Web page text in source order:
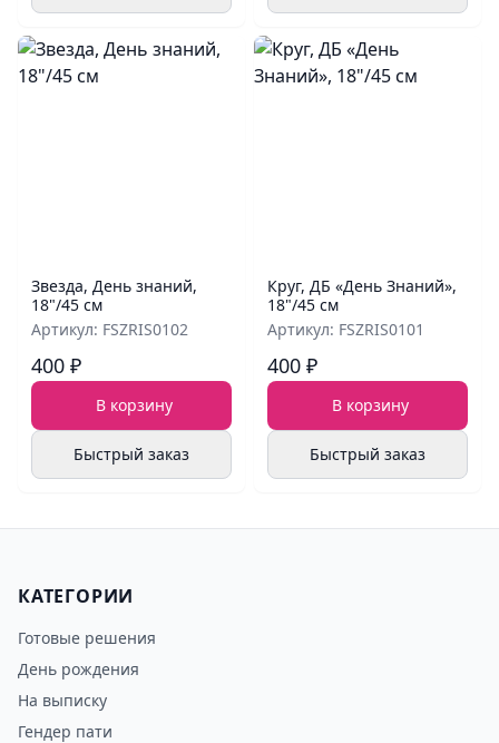
Звезда, День знаний,
18"/45 см
Артикул: FSZRIS0102
400 ₽
В корзину
Быстрый заказ
Круг, ДБ «День Знаний»,
18"/45 см
Артикул: FSZRIS0101
400 ₽
В корзину
Быстрый заказ
КАТЕГОРИИ
Готовые решения
День рождения
На выписку
Гендер пати